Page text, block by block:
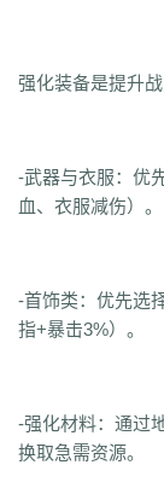
强化装备是提升
-武器与衣服：优
血、衣服减伤）。
-首饰类：优先选
指+暴击3%）。
-强化材料：通过
换取急需资源。